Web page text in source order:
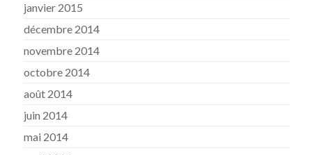
janvier 2015
décembre 2014
novembre 2014
octobre 2014
août 2014
juin 2014
mai 2014